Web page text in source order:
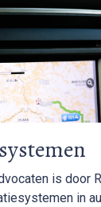
is door
in